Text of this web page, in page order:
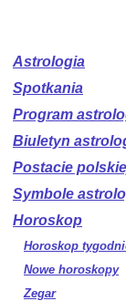
Astrologia
Spotkania
Program
Biuletyn
Postacie
Symbole
Horoskop
Horoskop
Nowe horoskopy
Zegar